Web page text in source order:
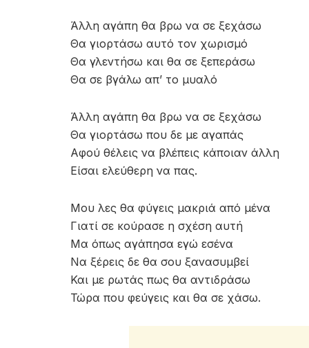
Άλλη αγάπη θα βρω να σε ξεχάσω
Θα γιορτάσω αυτό τον χωρισμό
Θα γλεντήσω και θα σε ξεπεράσω
Θα σε βγάλω απ’ το μυαλό
Άλλη αγάπη θα βρω να σε ξεχάσω
Θα γιορτάσω που δε με αγαπάς
Αφού θέλεις να βλέπεις κάποιαν άλλη
Είσαι ελεύθερη να πας.
Μου λες θα φύγεις μακριά από μένα
Γιατί σε κούρασε η σχέση αυτή
Μα όπως αγάπησα εγώ εσένα
Να ξέρεις δε θα σου ξανασυμβεί
Και με ρωτάς πως θα αντιδράσω
Τώρα που φεύγεις και θα σε χάσω.